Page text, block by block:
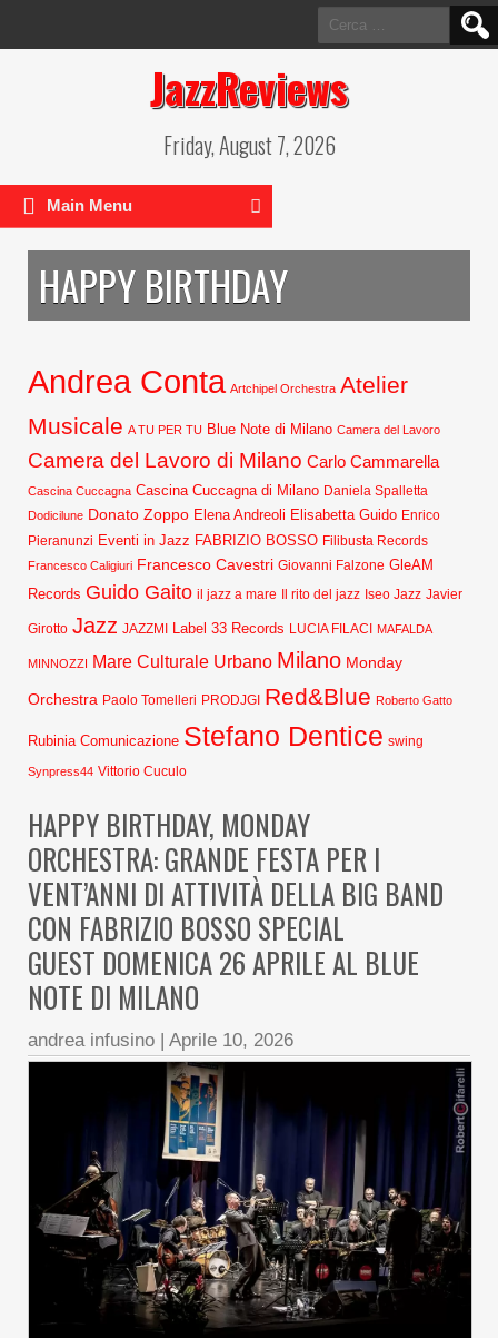
Ricerca
per:
JazzReviews
Friday, August 7, 2026
Main Menu
HAPPY BIRTHDAY
Andrea Conta Artchipel Orchestra Atelier
Musicale A TU PER TU Blue Note di Milano Camera del Lavoro
Camera del Lavoro di Milano Carlo Cammarella
Cascina Cuccagna Cascina Cuccagna di Milano Daniela Spalletta
Dodicilune Donato Zoppo Elena Andreoli Elisabetta Guido Enrico
Pieranunzi Eventi in Jazz FABRIZIO BOSSO Filibusta Records
Francesco Caligiuri Francesco Cavestri Giovanni Falzone GleAM
Records Guido Gaito il jazz a mare Il rito del jazz Iseo Jazz Javier
Girotto Jazz JAZZMI Label 33 Records LUCIA FILACI MAFALDA
MINNOZZI Mare Culturale Urbano Milano Monday
Orchestra Paolo Tomelleri PRODJGI Red&Blue Roberto Gatto
Rubinia Comunicazione Stefano Dentice swing
Synpress44 Vittorio Cuculo
HAPPY BIRTHDAY, MONDAY
ORCHESTRA: GRANDE FESTA PER I
VENT’ANNI DI ATTIVITÀ DELLA BIG BAND
CON FABRIZIO BOSSO SPECIAL
GUEST DOMENICA 26 APRILE AL BLUE
NOTE DI MILANO
andrea infusino | Aprile 10, 2026